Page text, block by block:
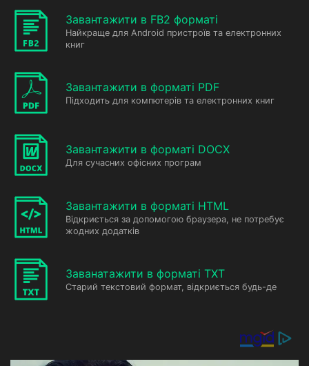
Завантажити в FB2 форматі
Найкраще для Android пристроїв та електронних
книг
Завантажити в форматі PDF
Підходить для компютерів та електронних книг
Завантажити в форматі DOCX
Для сучасних офісних програм
Завантажити в форматі HTML
Відкриється за допомогою браузера, не потребує
жодних додатків
Заванатажити в форматі TXT
Старий текстовий формат, відкриється будь-де